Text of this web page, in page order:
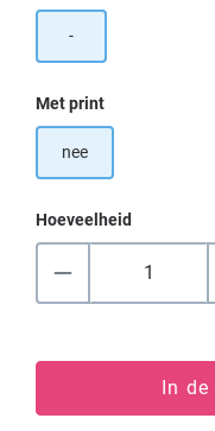
-
Selecteer
Met print
nee
Hoeveelheid
In